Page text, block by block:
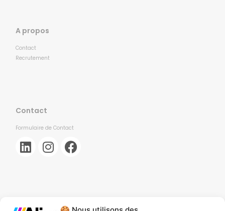
A propos
Contact
Recrutement
Contact
Formulaire de Contact